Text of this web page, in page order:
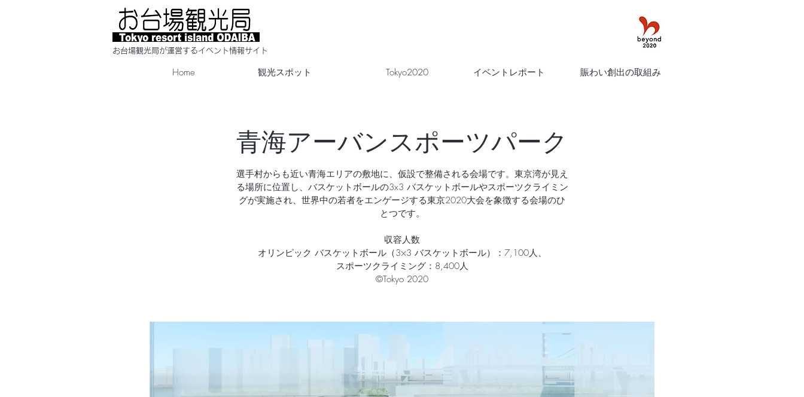
​お台場観光局が運営するイベント情報サイト
Home 観光スポット Tokyo2020 イベントレポート 賑わい創出の取組み
青海アーバンスポーツパーク
選手村からも近い青海エリアの敷地に、仮設で整備される会場です。東京湾が見え
る場所に位置し、バスケットボールの3x3 バスケットボールやスポーツクライミン
グが実施され、世界中の若者をエンゲージする東京2020大会を象徴する会場のひ
とつです。
収容人数
オリンピック バスケットボール（3×3 バスケットボール）：7,100人、
スポーツクライミング：8,400人
©Tokyo 2020